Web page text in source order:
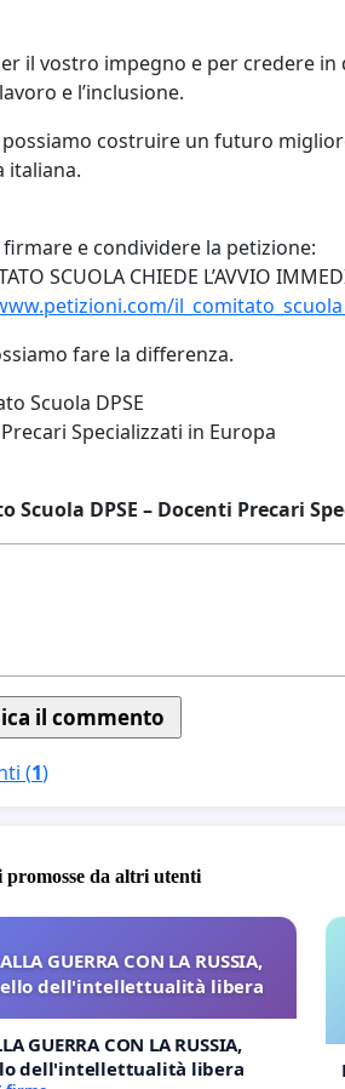
il vostro impegno e per credere
e l’inclusione.
costruire un futuro
italiana.
e condividere la petizione:
SCUOLA CHIEDE L’AVVIO
fare la differenza.
Scuola DPSE
Specializzati in Europa
Scuola DPSE – Docenti Precari
(1)
promosse da altri utenti
GUERRA CON LA RUSSIA,
dell'intellettualità libera
GUERRA CON LA RUSSIA,
dell'intellettualità libera